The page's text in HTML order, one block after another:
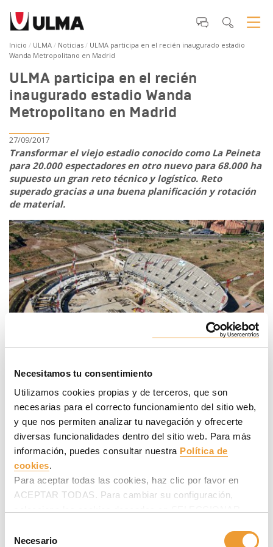
Necesitamos tu consentimiento
Utilizamos cookies propias y de terceros, que son
necesarias para el correcto funcionamiento del sitio web,
y que nos permiten analizar tu navegación y ofrecerte
diversas funcionalidades dentro del sitio web. Para más
información, puedes consultar nuestra Política de
cookies.
Para aceptar todas las cookies, haz clic por favor en
ACEPTAR TODAS. Para cambiar su configuración,
después.
Necesario
Inicio ULMA Noticias
ULMA participa en el recién inaugurado estadio
Wanda Metropolitano en Madrid
ULMA participa en el recién
inaugurado estadio Wanda
Metropolitano en Madrid
27/09/2017
Transformar el viejo estadio conocido como La Peineta
para 20.000 espectadores en otro nuevo para 68.000 ha
supuesto un gran reto técnico y logístico. Reto
superado gracias a una buena planificación y rotación
de material.
En 1994 fue inaugurado el Estadio de la Comunidad de
Madrid. Entonces disponía de una única grada ovalada con
capacidad para 20.000 espectadores. Ahora, tras la
remodelación, el estadio tiene una capacidad para 68.000
personas y ha sido construida en forma elíptica con ejes de
300 y 255 m. Con más de 46.000 m , la cubierta se ha
El estadio, propiedad del Club Atlético de Madrid, también